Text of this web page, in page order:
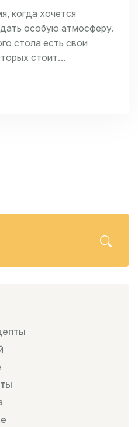
когда хочется
особую атмосферу.
стола есть свои
стоит
блюда лучше
меню, чтобы не
или вовсе